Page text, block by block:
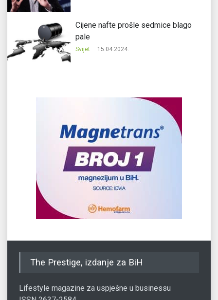
Cijene nafte prošle sedmice blago
pale
Svijet 15.04.2024.
The Prestige, izdanje za BiH
Lifestyle magazine za uspješne u businessu